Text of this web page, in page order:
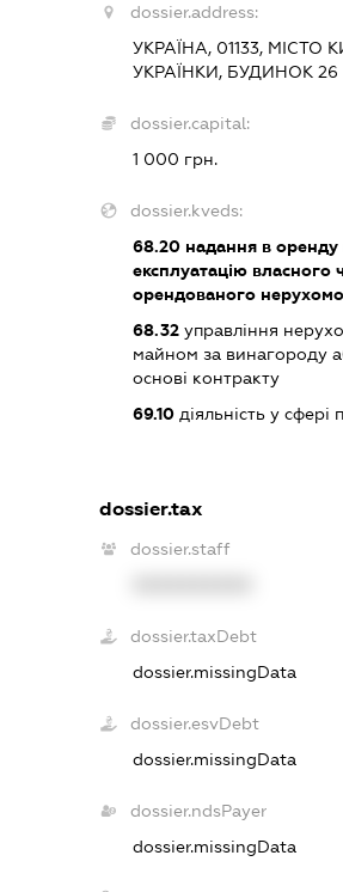
dossier.address:
УКРАЇНА, 01133, МІСТО
УКРАЇНКИ, БУДИНОК 26
dossier.capital:
1 000 грн.
dossier.kveds:
68.20 надання в оренду
експлуатацію власного
орендованого
68.32 управління
майном за винагороду
основі контракту
69.10 діяльність у сфері
dossier.tax
dossier.staff
dossier.taxDebt
dossier.missingData
dossier.esvDebt
dossier.missingData
dossier.ndsPayer
dossier.missingData